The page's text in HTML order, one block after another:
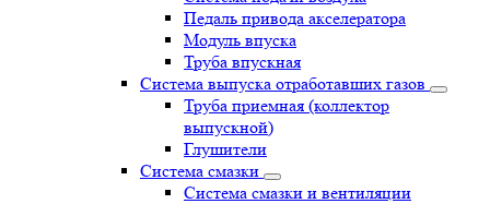
Педаль привода акселератора
Модуль впуска
Труба впускная
Система выпуска отработавших газов
Труба приемная (коллектор
выпускной)
Глушители
Система смазки
Система смазки и вентиляции